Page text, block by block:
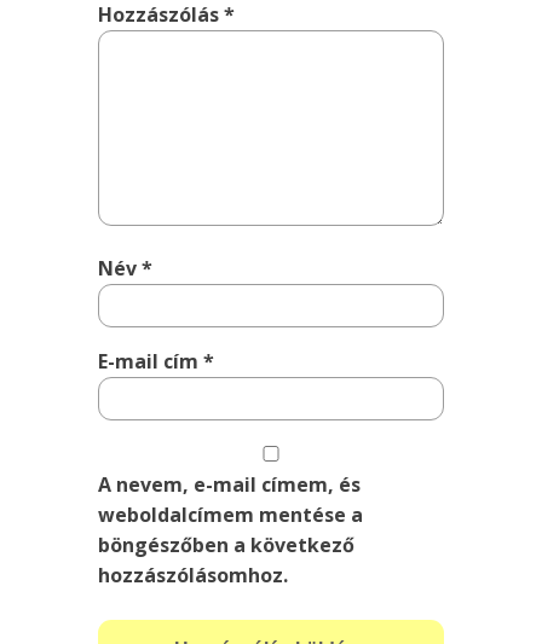
Hozzászólás*
Név*
E-mail cím*
A nevem, e-mail címem, és
weboldalcímem mentése a
böngészőben a következő
hozzászólásomhoz.